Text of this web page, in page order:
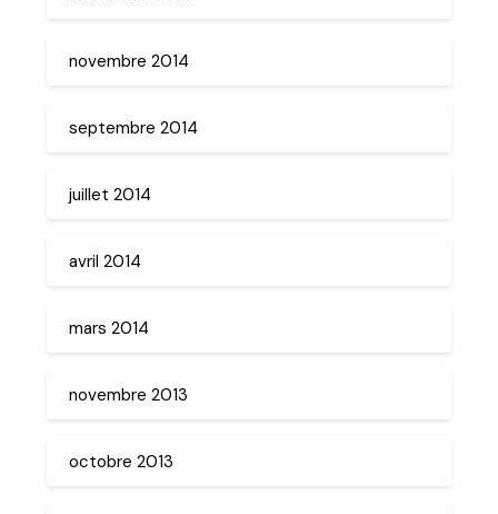
novembre 2014
septembre 2014
juillet 2014
avril 2014
mars 2014
novembre 2013
octobre 2013